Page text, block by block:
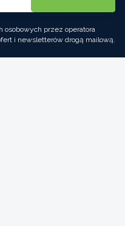
osobowych przez operatora
i newsletterów drogą mailową.